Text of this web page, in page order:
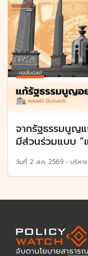
จากรัฐธรรมนูญ
มีส่วนร่วมแบบ “
วันที่ 2 ส.ค. 2569 • บริหา